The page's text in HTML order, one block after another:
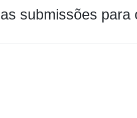
submissões para